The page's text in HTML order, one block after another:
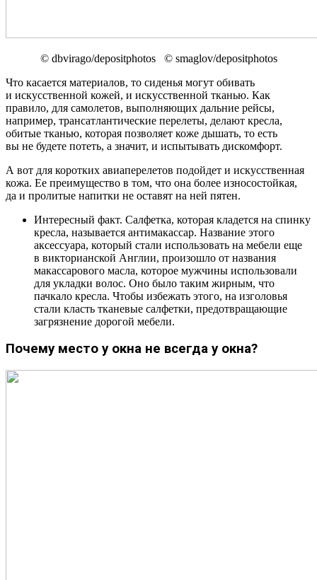
© dbvirago/depositphotos © smaglov/depositphotos
Что касается материалов, то сиденья могут обивать
и искусственной кожей, и искусственной тканью. Как
правило, для самолетов, выполняющих дальние рейсы,
например, трансатлантические перелеты, делают кресла,
обитые тканью, которая позволяет коже дышать, то есть
вы не будете потеть, а значит, и испытывать дискомфорт.
А вот для коротких авиаперелетов подойдет и искусственная
кожа. Ее преимущество в том, что она более износостойкая,
да и пролитые напитки не оставят на ней пятен.
Интересный факт. Салфетка, которая кладется на спинку
кресла, называется антимакассар. Название этого
аксессуара, который стали использовать на мебели еще
в викторианской Англии, произошло от названия
макассарового масла, которое мужчины использовали
для укладки волос. Оно было таким жирным, что
пачкало кресла. Чтобы избежать этого, на изголовья
стали класть тканевые салфетки, предотвращающие
загрязнение дорогой мебели.
Почему место у окна не всегда у окна?